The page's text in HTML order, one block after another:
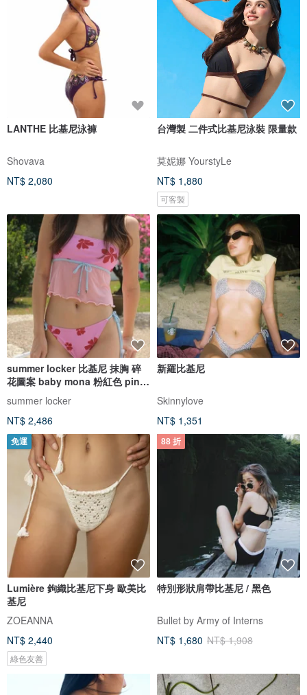
LANTHE 比基尼泳褲
Shovava
NT$ 2,080
台灣製 二件式比基尼泳裝 限量款
莫妮娜 YourstyLe
NT$ 1,880
可客製
summer locker 比基尼 抹胸 碎
花圖案 baby mona 粉紅色 pink
summer locker
NT$ 2,486
新羅比基尼
Skinnylove
NT$ 1,351
免運
Lumière 鉤織比基尼下身 歐美比
基尼
ZOEANNA
NT$ 2,440
綠色友善
88 折
特別形狀肩帶比基尼 / 黑色
Bullet by Army of Interns
NT$ 1,680 NT$ 1,908